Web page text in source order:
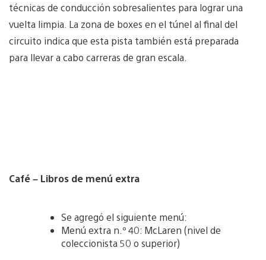
técnicas de conducción sobresalientes para lograr una
vuelta limpia. La zona de boxes en el túnel al final del
circuito indica que esta pista también está preparada
para llevar a cabo carreras de gran escala.
Café – Libros de menú extra
Se agregó el siguiente menú:
Menú extra n.º 40: McLaren (nivel de
coleccionista 50 o superior)